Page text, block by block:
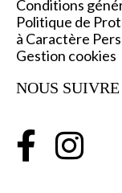
Conditions
Politique de
à Caractère
Gestion cookies
NOUS SUIVRE
 